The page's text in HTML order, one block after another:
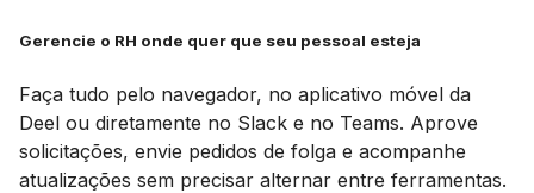
Gerencie o RH onde quer que seu pessoal esteja
Faça tudo pelo navegador, no aplicativo móvel da
Deel ou diretamente no Slack e no Teams. Aprove
solicitações, envie pedidos de folga e acompanhe
atualizações sem precisar alternar entre ferramentas.